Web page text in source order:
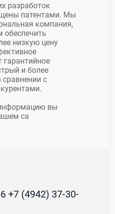
разработок
патентами. Мы
компания,
низкую цену
гарантийное
и более
с
вы
са
+7 (4942) 37-30-